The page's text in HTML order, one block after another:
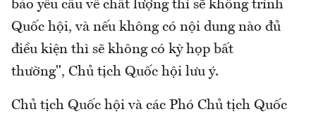
bảo yêu cầu về chất lượng thì sẽ không trình
Quốc hội, và nếu không có nội dung nào đủ
điều kiện thì sẽ không có kỳ họp bất
thường", Chủ tịch Quốc hội lưu ý.
Chủ tịch Quốc hội và các Phó Chủ tịch Quốc